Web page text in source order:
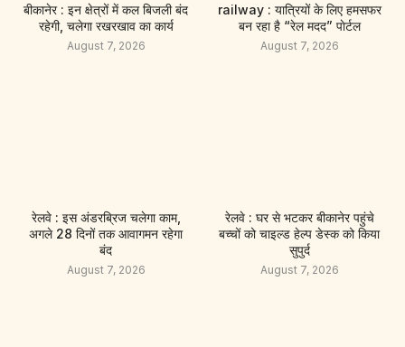
बीकानेर : इन क्षेत्रों में कल बिजली बंद
रहेगी, चलेगा रखरखाव का कार्य
August 7, 2026
railway : यात्रियों के लिए हमसफर
बन रहा है “रेल मदद” पाेर्टल
August 7, 2026
रेलवे : इस अंडरब्रिज चलेगा काम,
अगले 28 दिनों तक आवागमन रहेगा
बंद
August 7, 2026
रेलवे : घर से भटकर बीकानेर पहुंचे
बच्चों को चाइल्ड हेल्प डेस्क को किया
सुपुर्द
August 7, 2026